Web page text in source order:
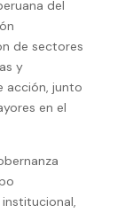
del
de sectores
y
acción, junto
en el